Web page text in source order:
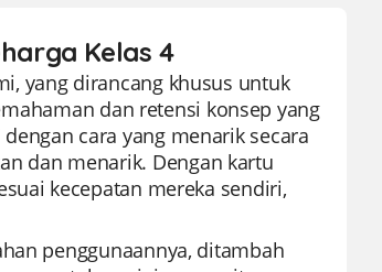
Kelas 4
yang dirancang khusus untuk
dan retensi konsep yang
cara yang menarik secara
dan menarik. Dengan kartu
kecepatan mereka sendiri,
penggunaannya, ditambah